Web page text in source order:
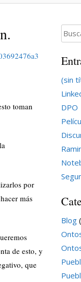
toman
por
más
de esto, y
que
(sin
DPO
Blog